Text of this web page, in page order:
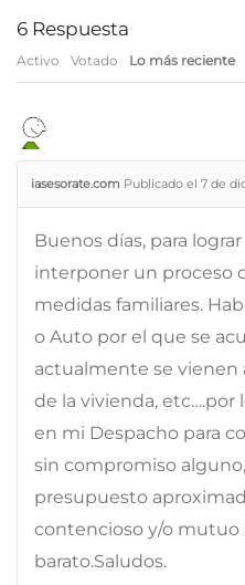
6 Respuesta
Activo Votado Lo más reciente
iasesorate.com Publicado el 7 de
Buenos días, para
interponer un proceso
medidas familiares.
o Auto por el que se
actualmente se vienen
de la vivienda, etc….por
en mi Despacho para
sin compromiso
presupuesto
contencioso y/o mutuo
barato.Saludos.